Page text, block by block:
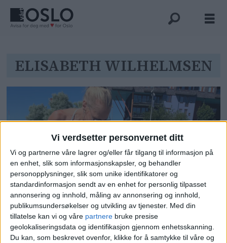
Vi verdsetter personvernet ditt
Vi og partnerne våre lagrer og/eller får tilgang til informasjon på
en enhet, slik som informasjonskapsler, og behandler
personopplysninger, slik som unike identifikatorer og
standardinformasjon sendt av en enhet for personlig tilpasset
annonsering og innhold, måling av annonsering og innhold,
publikumsundersøkelser og utvikling av tjenester. Med din
tillatelse kan vi og våre partnere bruke presise
geolokaliseringsdata og identifikasjon gjennom enhetsskanning.
Du kan, som beskrevet ovenfor, klikke for å samtykke til våre og
Tag:
elisabeth
wilhelmsen
ELISABETH WILHELMSEN
Elisabeth (39) prøvde sjokkterapi
mot krabbefrykten – det gikk
ikke helt etter planen